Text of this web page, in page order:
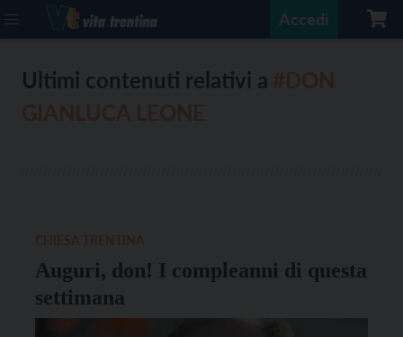
Accedi
Ultimi contenuti relativi a
Auguri, don! I compleanni di questa
settimana